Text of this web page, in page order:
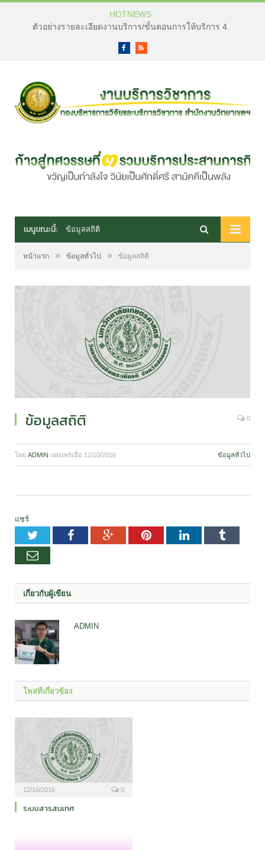
HOTNEWS :
ตัวอย่างรายละเอียดงานบริการ/ขั้นตอนการให้บริการ 4
FacebookRSS
เมนูขณะนี้: ข้อมูลสถิติ
หน้าแรก » ข้อมูลทั่วไป » ข้อมูลสถิติ
ข้อมูลสถิติ 0
โดย ADMIN เผยแพร่เมื่อ 12/10/2016 ข้อมูลทั่วไป
แชร์
TwitterFacebookGoogle+PinterestLinkedInTumblr
อีเมล
เกี่ยวกับผู้เขียน
ADMIN
โพสที่เกี่ยวข้อง
12/10/2016 0
ระบบสารสนเทศ